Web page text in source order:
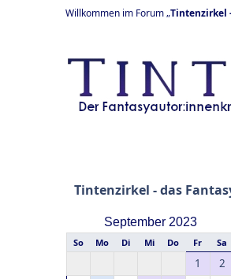
Willkommen im Forum „Tintenzirkel
Tintenzirkel - das
September 2023
So Mo Di Mi Do Fr Sa
1
2